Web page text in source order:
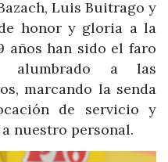
Luis Buitrago y
honor y gloria a la
años han sido el faro
alumbrado a las
marcando la senda
de servicio y
nuestro personal.